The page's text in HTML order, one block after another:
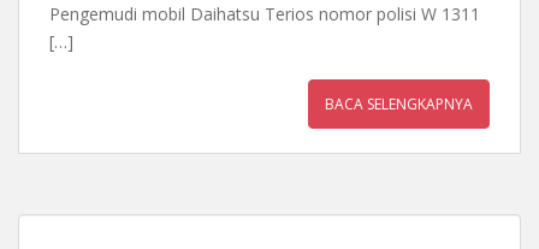
Pengemudi mobil Daihatsu Terios nomor polisi W 1311
[…]
BACA SELENGKAPNYA